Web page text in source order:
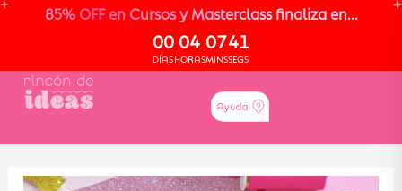
85% OFF en Cursos y Masterclass finaliza en...
00
DÍAS
04
HORAS
07
MINS
40
SEGS